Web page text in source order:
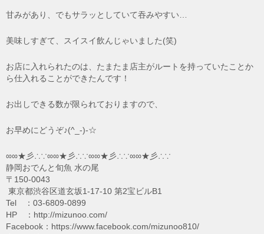
甘みがあり、でもサラッとしていて吞みやすい…
美味しすぎて、スイスイ飲んじゃいました(笑)
お店に入れられたのは、たまたま店主がルートを持っていたことか
ら仕入れることができたんです！
お出しできる数が限られておりますので、
お早めにどうぞ♪(^_-)-☆
∞∞★彡∴∵∞∞★彡∴∵∞∞★彡∴∵∞∞★彡∴∵
静岡おでんと旬魚 水の尾
〒150-0043
東京都渋谷区道玄坂1-17-10 第2宝ビルB1
Tel ：03-6809-0899
HP ：http://mizunoo.com/
Facebook：https://www.facebook.com/mizunoo810/